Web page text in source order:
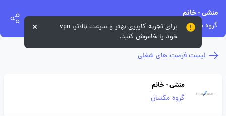
منشی - خانم
گروه مکسان
لیست فرصت های شغلی
منشی - خانم
گروه مکسان
برای تجربه کاربری بهتر و سرعت بالاتر، vpn
خود را خاموش کنید.